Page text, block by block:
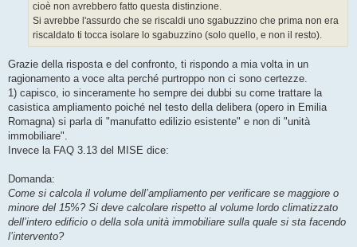
cioè non avrebbero fatto questa distinzione.
Si avrebbe l'assurdo che se riscaldi uno sgabuzzino che prima non era
riscaldato ti tocca isolare lo sgabuzzino (solo quello, e non il resto).
Grazie della risposta e del confronto, ti rispondo a mia volta in un
ragionamento a voce alta perché purtroppo non ci sono certezze.
1) capisco, io sinceramente ho sempre dei dubbi su come trattare la
casistica ampliamento poiché nel testo della delibera (opero in Emilia
Romagna) si parla di "manufatto edilizio esistente" e non di "unità
immobiliare".
Invece la FAQ 3.13 del MISE dice:
Domanda:
Come si calcola il volume dell’ampliamento per verificare se maggiore o
minore del 15%? Si deve calcolare rispetto al volume lordo climatizzato
dell’intero edificio o della sola unità immobiliare sulla quale si sta facendo
l’intervento?